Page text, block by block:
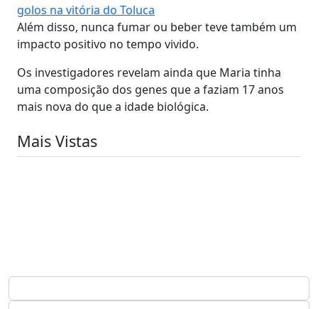
golos na vitória do Toluca
Além disso, nunca fumar ou beber teve também um
impacto positivo no tempo vivido.
Os investigadores revelam ainda que Maria tinha
uma composição dos genes que a faziam 17 anos
mais nova do que a idade biológica.
Mais Vistas